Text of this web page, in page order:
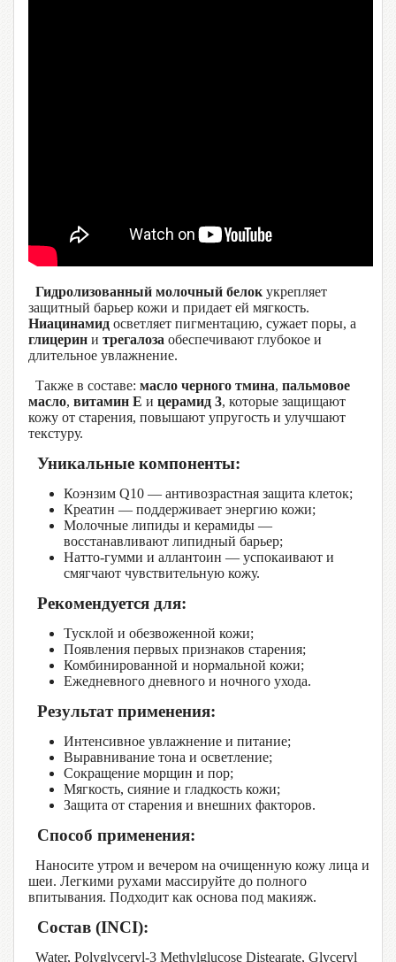
Гидролизованный молочный белок укрепляет
защитный барьер кожи и придает ей мягкость.
Ниацинамид осветляет пигментацию, сужает поры, а
глицерин и трегалоза обеспечивают глубокое и
длительное увлажнение.
Также в составе: масло черного тмина, пальмовое
масло, витамин E и церамид 3, которые защищают
кожу от старения, повышают упругость и улучшают
текстуру.
Уникальные компоненты:
Коэнзим Q10 — антивозрастная защита клеток;
Креатин — поддерживает энергию кожи;
Молочные липиды и керамиды —
восстанавливают липидный барьер;
Натто-гумми и аллантоин — успокаивают и
смягчают чувствительную кожу.
Рекомендуется для:
Тусклой и обезвоженной кожи;
Появления первых признаков старения;
Комбинированной и нормальной кожи;
Ежедневного дневного и ночного ухода.
Результат применения:
Интенсивное увлажнение и питание;
Выравнивание тона и осветление;
Сокращение морщин и пор;
Мягкость, сияние и гладкость кожи;
Защита от старения и внешних факторов.
Способ применения:
Наносите утром и вечером на очищенную кожу лица и
шеи. Легкими рухами массируйте до полного
впитывания. Подходит как основа под макияж.
Состав (INCI):
Water, Polyglyceryl-3 Methylglucose Distearate, Glyceryl